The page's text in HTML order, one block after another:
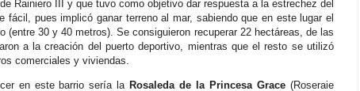
Rainiero III y que tuvo como objetivo dar respuesta a la estrechez del
fácil, pues implicó ganar terreno al mar, sabiendo que en este lugar el
(entre 30 y 40 metros). Se consiguieron recuperar 22 hectáreas, de las
a la creación del puerto deportivo, mientras que el resto se utilizó
comerciales y viviendas.
en este barrio sería la Rosaleda de la Princesa Grace (Roseraie